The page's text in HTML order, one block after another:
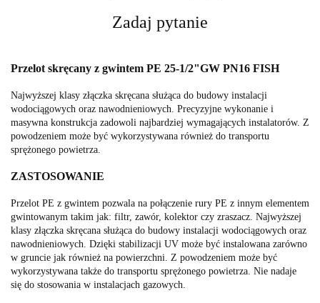
Zadaj pytanie
Przelot skręcany z gwintem PE 25-1/2"GW PN16 FISH
Najwyższej klasy złączka skręcana służąca do budowy instalacji
wodociągowych oraz nawodnieniowych. Precyzyjne wykonanie i
masywna konstrukcja zadowoli najbardziej wymagających instalatorów. Z
powodzeniem może być wykorzystywana również do transportu
sprężonego powietrza.
ZASTOSOWANIE
Przelot PE z gwintem pozwala na połączenie rury PE z innym elementem
gwintowanym takim jak: filtr, zawór, kolektor czy zraszacz. Najwyższej
klasy złączka skręcana służąca do budowy instalacji wodociągowych oraz
nawodnieniowych. Dzięki stabilizacji UV może być instalowana zarówno
w gruncie jak również na powierzchni. Z powodzeniem może być
wykorzystywana także do transportu sprężonego powietrza. Nie nadaje
się do stosowania w instalacjach gazowych.